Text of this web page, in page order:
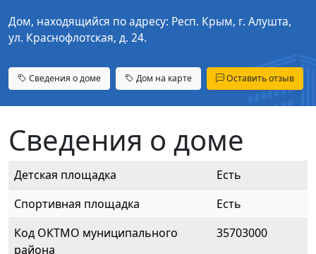
Дом, находящийся по адресу: Респ. Крым, г. Алушта,
ул. Краснофлотская, д. 24.
Сведения о доме Дом на карте Оставить отзыв
Сведения о доме
Детская площадка
Есть
Спортивная площадка
Есть
Код ОКТМО муниципального
района
35703000